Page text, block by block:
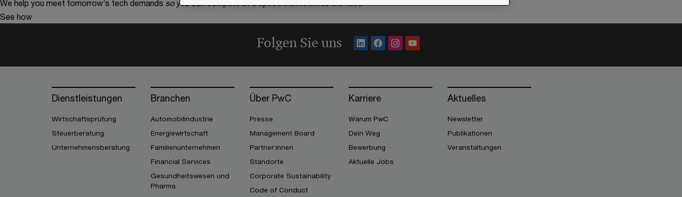
We help you meet tomorrow’s tech demands so you can compete at a speed that rewrites the rules
See how
Folgen Sie uns
Dienstleistungen
Wirtschaftsprüfung
Steuerberatung
Unternehmensberatung
Branchen
Automobilindustrie
Energiewirtschaft
Familienunternehmen
Financial Services
Gesundheitswesen und
Pharma
Über PwC
Presse
Management Board
Partner:innen
Standorte
Corporate Sustainability
Code of Conduct
Karriere
Warum PwC
Dein Weg
Bewerbung
Aktuelle Jobs
Aktuelles
Newsletter
Publikationen
Veranstaltungen